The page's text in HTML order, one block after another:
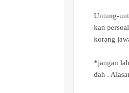
Untung-
kan
korang
*jangan
dah .